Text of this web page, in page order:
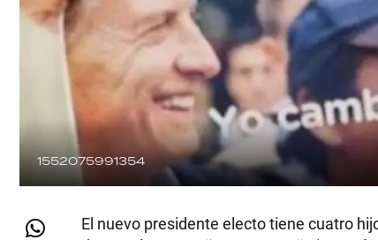
1552075991354
El nuevo presidente electo tiene cuatro